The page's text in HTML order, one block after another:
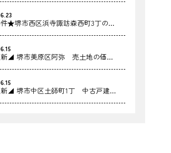
★堺市西区浜寺諏訪森西町3丁の中
◢ 堺市美原区阿弥 売土地の価格
◢ 堺市中区土師町1丁 中古戸建の